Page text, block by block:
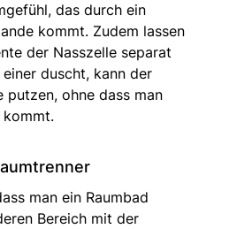
das durch ein
kommt. Zudem lassen
der Nasszelle separat
duscht, kann der
putzen, ohne dass man
kommt.
man ein Raumbad
Bereich mit der